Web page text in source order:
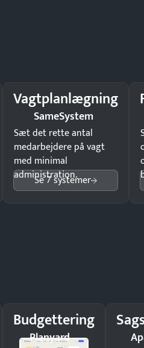
Vagtplanlægning
SameSystem
Sæt det rette antal
medarbejdere på vagt
med minimal
administration.
Se 7 systemer
Budgettering
Planyard